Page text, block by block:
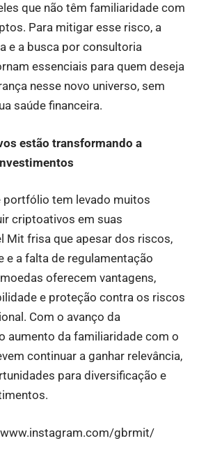
que não têm familiaridade com
Para mitigar esse risco, a
e a busca por consultoria
essenciais para quem deseja
nesse novo universo, sem
saúde financeira.
estão transformando a
portfólio tem levado muitos
criptoativos em suas
Mit frisa que apesar dos riscos,
e a falta de regulamentação
oferecem vantagens,
e proteção contra os riscos
Com o avanço da
aumento da familiaridade com o
continuar a ganhar relevância,
para diversificação e
gbrmit/